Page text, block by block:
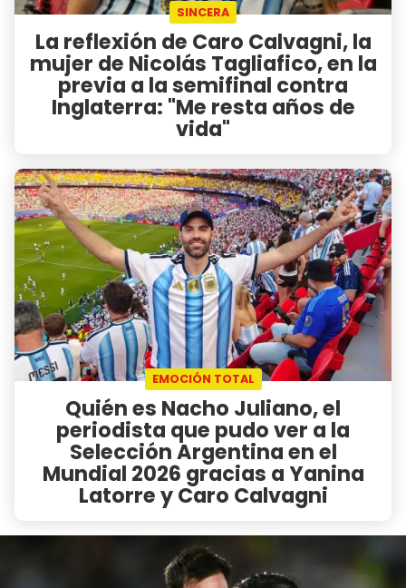
SINCERA
La reflexión de Caro Calvagni, la
mujer de Nicolás Tagliafico, en la
previa a la semifinal contra
Inglaterra: "Me resta años de
vida"
EMOCIÓN TOTAL
Quién es Nacho Juliano, el
periodista que pudo ver a la
Selección Argentina en el
Mundial 2026 gracias a Yanina
Latorre y Caro Calvagni